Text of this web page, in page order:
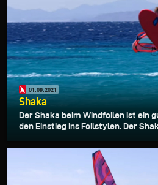
01.09.2021
Shaka
Der Shaka beim Windfoilen ist ein
den Einstieg ins Foilstylen. Der